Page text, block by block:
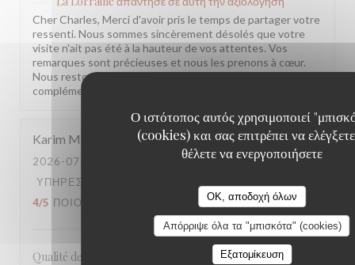
Ο ιστότοπος αυτός χρησιμοποιεί
(cookies) και σας επιτρέπει να ελέγξετε
θέλετε να ενεργοποιήσετε
OK, αποδοχή όλων
Απόρριψε όλα τα "μπισκότα" (cookies)
Εξατομίκευση
Cher Charles, Merci d'avoir pris le temps de partager votre
ressenti. Nous sommes sincèrement désolés que votre
visite n'ait pas été à la hauteur de vos attentes. Vos
remarques sont précieuses et nous les prenons à cœur.
Nous restons à votre disposition pour tout échange
complémentaire. L'équipe de la Brasserie La Lorraine
Karim M
2026-07-17
- 20:30 - ΚΑΛΕΣΜΈΝΟΙ 2
ΥΠΗΡΕΣΊΑ
4/5 ΠΟΙΌΤΗΤΑ / ΤΙΜΉ
Qualité des plats, cadre et amabilité de l’équipe